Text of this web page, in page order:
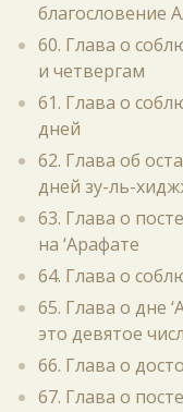
благословение
60. Глава о
и четвергам
61. Глава о
дней
62. Глава об
дней зу-ль-
63. Глава о
на ‘Арафате
64. Глава о
65. Глава о дне
это девятое
66. Глава о
67. Глава о